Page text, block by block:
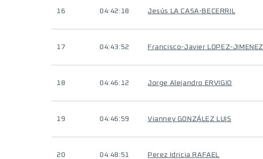
16 04:42:18 Jesús LA CASA-BECERRIL
17 04:43:52 Francisco-Javier LOPEZ-JIMENEZ
18 04:46:12 Jorge Alejandro ERVIGIO
19 04:46:59 Vianney GONZÁLEZ LUIS
20 04:48:51 Perez Idricia RAFAEL